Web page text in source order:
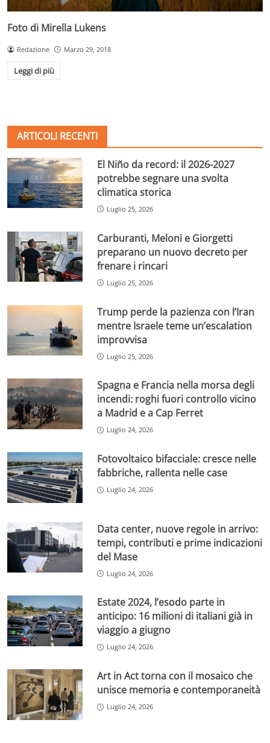
Foto di Mirella Lukens
Redazione Marzo 29, 2018
Leggi di più
ARTICOLI RECENTI
El Niño da record: il 2026-2027
potrebbe segnare una svolta
climatica storica
Luglio 25, 2026
Carburanti, Meloni e Giorgetti
preparano un nuovo decreto per
frenare i rincari
Luglio 25, 2026
Trump perde la pazienza con l’Iran
mentre Israele teme un’escalation
improvvisa
Luglio 25, 2026
Spagna e Francia nella morsa degli
incendi: roghi fuori controllo vicino
a Madrid e a Cap Ferret
Luglio 24, 2026
Fotovoltaico bifacciale: cresce nelle
fabbriche, rallenta nelle case
Luglio 24, 2026
Data center, nuove regole in arrivo:
tempi, contributi e prime indicazioni
del Mase
Luglio 24, 2026
Estate 2024, l’esodo parte in
anticipo: 16 milioni di italiani già in
viaggio a giugno
Luglio 24, 2026
Art in Act torna con il mosaico che
unisce memoria e contemporaneità
Luglio 24, 2026